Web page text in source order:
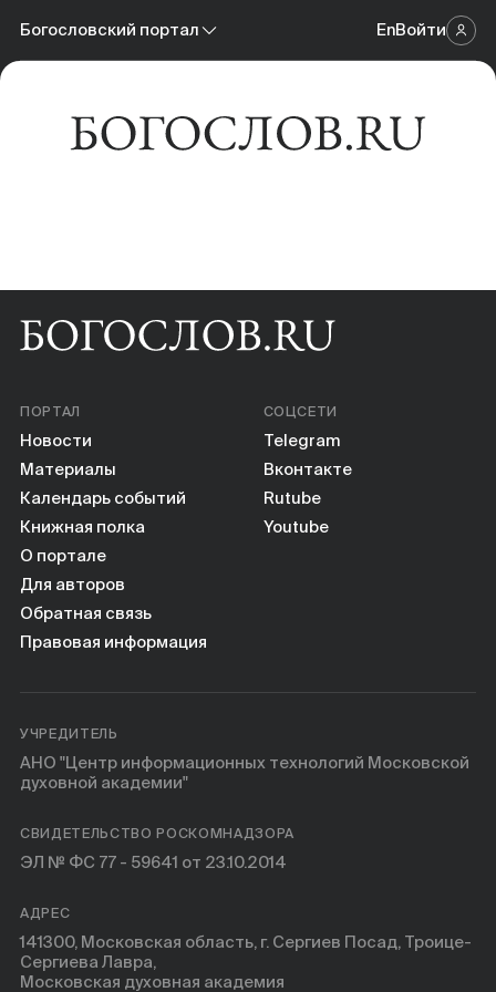
Богословский портал
Богословский портал
EnВойти
Новости
Научные инструменты
ПОРТАЛ
Новости
Материалы
Календарь событий
Книжная полка
О портале
Для авторов
Обратная связь
Правовая информация
СОЦСЕТИ
Telegram
Вконтакте
Rutube
Youtube
УЧРЕДИТЕЛЬ
АНО "Центр информационных технологий Московской
духовной академии"
СВИДЕТЕЛЬСТВО РОСКОМНАДЗОРА
ЭЛ № ФС 77 - 59641 от 23.10.2014
АДРЕС
141300, Московская область, г. Сергиев Посад, Троице-
Сергиева Лавра,
Московская духовная академия